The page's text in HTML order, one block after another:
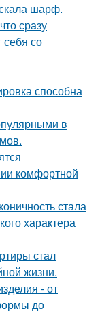
шарф.
сразу
себя со
способна
в
комфортной
стала
характера
стал
жизни.
- от
до